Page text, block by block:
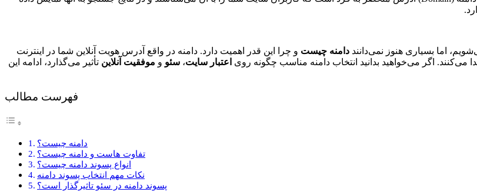
اما بسیاری هنوز نمی‌دانند دامنه چیست و چرا این‌ قدر اهمیت دارد. دامنه در واقع آدرس هویت آنلاین شما در اینترنت
اگر می‌خواهید بدانید انتخاب دامنه مناسب چگونه روی اعتبار سایت، سئو و موفقیت آنلاین تأثیر می‌گذارد، ادامه این
فهرست مطالب
دامنه چیست؟
تفاوت هاست و دامنه چیست؟
انواع پسوند دامنه چیست؟
نکات مهم انتخاب پسوند دامنه
پسوند دامنه در سئو تاثیرگذار است؟